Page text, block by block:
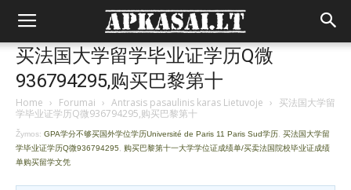
买法国大学留学毕业证学历Q微
936794295,购买巴黎第十
Home › Forumai › Antrasis pasaulinis karas Lietuvoje › 买法国大学留
学毕业证学历Q微936794295,购买巴黎第十
Žymos: GPA学分不够买国外学位学历Université de Paris 11 Paris Sud学历 买法国大学留
学毕业证学历Q微936794295
购买巴黎第十一大学学位证成绩单/买卖法国院校毕业证成绩
单购买留学文凭